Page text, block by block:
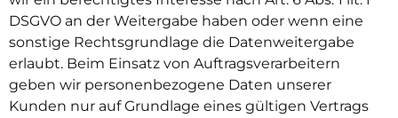
DSGVO an der Weitergabe haben oder wenn eine
sonstige Rechtsgrundlage die Datenweitergabe
erlaubt. Beim Einsatz von Auftragsverarbeitern
geben wir personenbezogene Daten unserer
Kunden nur auf Grundlage eines gültigen Vertrags